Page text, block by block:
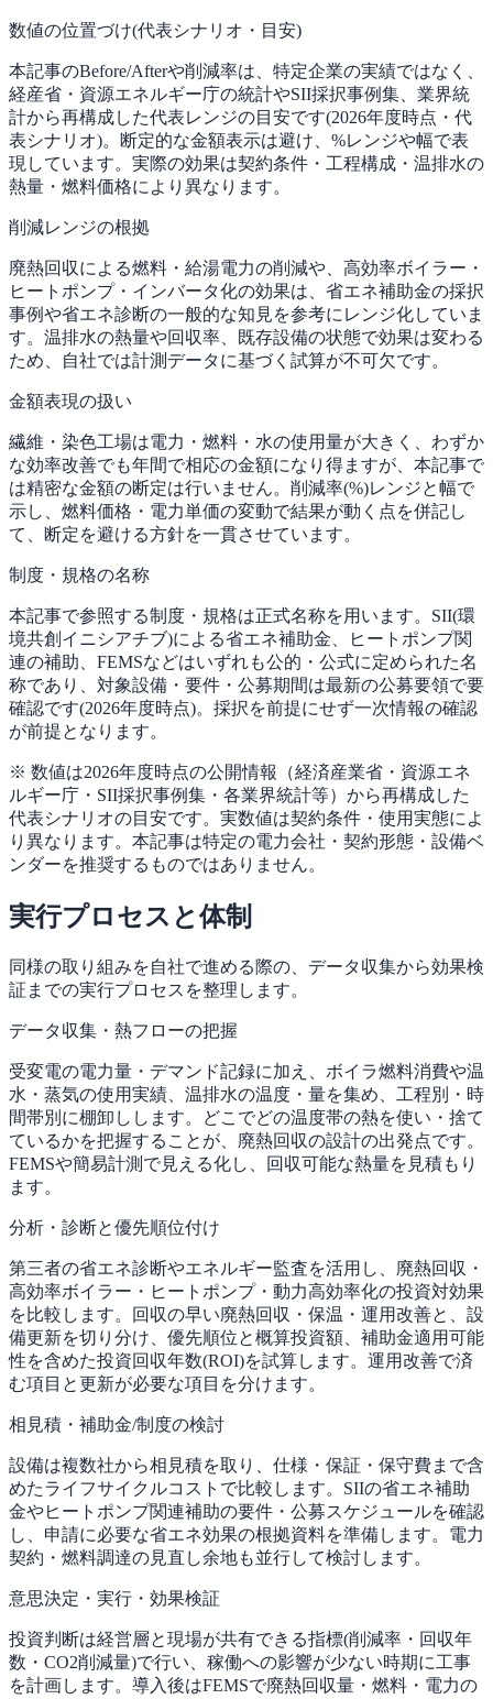
数値の位置づけ(代表シナリオ・目安)
本記事のBefore/Afterや削減率は、特定企業の実績ではなく、
経産省・資源エネルギー庁の統計やSII採択事例集、業界統
計から再構成した代表レンジの目安です(2026年度時点・代
表シナリオ)。断定的な金額表示は避け、%レンジや幅で表
現しています。実際の効果は契約条件・工程構成・温排水の
熱量・燃料価格により異なります。
削減レンジの根拠
廃熱回収による燃料・給湯電力の削減や、高効率ボイラー・
ヒートポンプ・インバータ化の効果は、省エネ補助金の採択
事例や省エネ診断の一般的な知見を参考にレンジ化していま
す。温排水の熱量や回収率、既存設備の状態で効果は変わる
ため、自社では計測データに基づく試算が不可欠です。
金額表現の扱い
繊維・染色工場は電力・燃料・水の使用量が大きく、わずか
な効率改善でも年間で相応の金額になり得ますが、本記事で
は精密な金額の断定は行いません。削減率(%)レンジと幅で
示し、燃料価格・電力単価の変動で結果が動く点を併記し
て、断定を避ける方針を一貫させています。
制度・規格の名称
本記事で参照する制度・規格は正式名称を用います。SII(環
境共創イニシアチブ)による省エネ補助金、ヒートポンプ関
連の補助、FEMSなどはいずれも公的・公式に定められた名
称であり、対象設備・要件・公募期間は最新の公募要領で要
確認です(2026年度時点)。採択を前提にせず一次情報の確認
が前提となります。
※ 数値は2026年度時点の公開情報（経済産業省・資源エネ
ルギー庁・SII採択事例集・各業界統計等）から再構成した
代表シナリオの目安です。実数値は契約条件・使用実態によ
り異なります。本記事は特定の電力会社・契約形態・設備ベ
ンダーを推奨するものではありません。
実行プロセスと体制
同様の取り組みを自社で進める際の、データ収集から効果検
証までの実行プロセスを整理します。
データ収集・熱フローの把握
受変電の電力量・デマンド記録に加え、ボイラ燃料消費や温
水・蒸気の使用実績、温排水の温度・量を集め、工程別・時
間帯別に棚卸しします。どこでどの温度帯の熱を使い・捨て
ているかを把握することが、廃熱回収の設計の出発点です。
FEMSや簡易計測で見える化し、回収可能な熱量を見積もり
ます。
分析・診断と優先順位付け
第三者の省エネ診断やエネルギー監査を活用し、廃熱回収・
高効率ボイラー・ヒートポンプ・動力高効率化の投資対効果
を比較します。回収の早い廃熱回収・保温・運用改善と、設
備更新を切り分け、優先順位と概算投資額、補助金適用可能
性を含めた投資回収年数(ROI)を試算します。運用改善で済
む項目と更新が必要な項目を分けます。
相見積・補助金/制度の検討
設備は複数社から相見積を取り、仕様・保証・保守費まで含
めたライフサイクルコストで比較します。SIIの省エネ補助
金やヒートポンプ関連補助の要件・公募スケジュールを確認
し、申請に必要な省エネ効果の根拠資料を準備します。電力
契約・燃料調達の見直し余地も並行して検討します。
意思決定・実行・効果検証
投資判断は経営層と現場が共有できる指標(削減率・回収年
数・CO2削減量)で行い、稼働への影響が少ない時期に工事
を計画します。導入後はFEMSで廃熱回収量・燃料・電力の